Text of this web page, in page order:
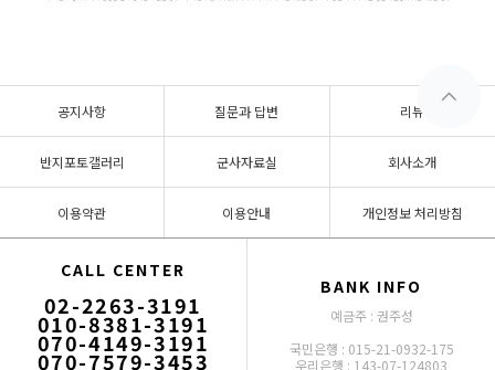
공지사항 질문과 답변 리뷰
반지포토갤러리 군사자료실 회사소개
이용약관 이용안내 개인정보 처리방침
CALL CENTER
02-2263-3191
010-8381-3191
070-4149-3191
070-7579-3453
BANK INFO
예금주 : 권주성
국민은행 : 015-21-0932-175
우리은행 : 143-07-124803